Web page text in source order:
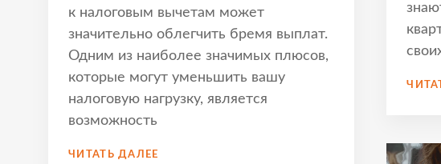
к налоговым вычетам может
значительно облегчить бремя выплат.
Одним из наиболее значимых плюсов,
которые могут уменьшить вашу
налоговую нагрузку, является
возможность
ЧИТАТЬ ДАЛЕЕ